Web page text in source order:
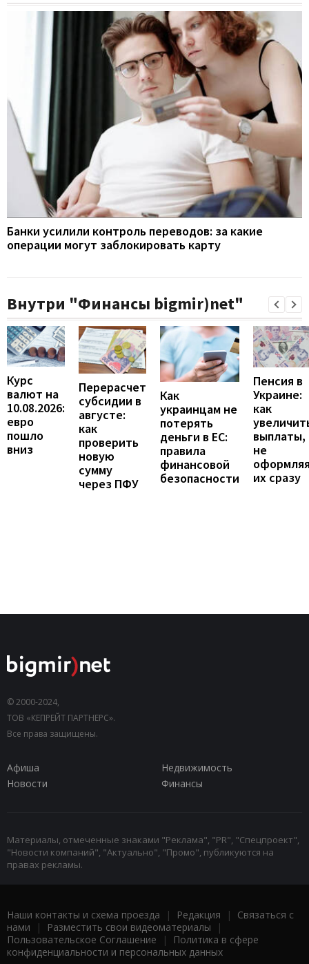
Банки усилили контроль переводов: за какие
операции могут заблокировать карту
Внутри "Финансы bigmir)net"
Курс
валют на
10.08.2026:
евро
пошло
вниз
Перерасчет
субсидии в
августе:
как
проверить
новую
сумму
через ПФУ
Как
украинцам не
потерять
деньги в ЕС:
правила
финансовой
безопасности
Пенсия в
Украине:
как
выплаты,
не
их сразу
© 2000-2024,
ТОВ «КЕПРЕЙТ ПАРТНЕРС».
Все права защищены.
Афиша
Недвижимость
Новости
Финансы
Материалы, отмеченные знаками "Реклама", "PR", "Спецпроект",
"Новости компаний", "Актуально", "Промо", публикуются на
правах рекламы.
Наши контакты и схема проезда | Редакция | Связаться с
нами | Разместить свои видеоматериалы |
Пользовательское Соглашение |
Политика в сфере
конфиденциальности и персональных данных